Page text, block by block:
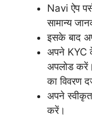
Navi ऐप
सामान्य
इसके बाद
अपने KYC
अपलोड
का विवरण
अपने
करें।